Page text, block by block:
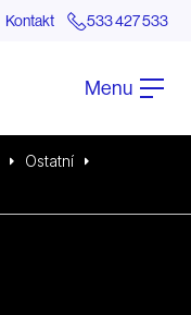
Kontakt 533 427 533
Menu
Ostatní